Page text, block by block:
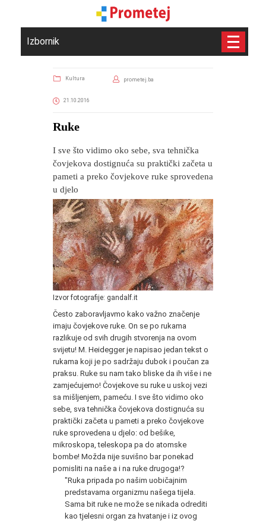
Izbornik
Kultura prometej.ba
21.10.2016
Ruke
I sve što vidimo oko sebe, sva tehnička
čovjekova dostignuća su praktički začeta u
pameti a preko čovjekove ruke sprovedena
u djelo
Izvor fotografije: gandalf.it
Često zaboravljavmo kako važno značenje
imaju čovjekove ruke. On se po rukama
razlikuje od svih drugih stvorenja na ovom
svijetu! M. Heidegger je napisao jedan tekst o
rukama koji je po sadržaju dubok i poučan za
praksu. Ruke su nam tako bliske da ih više i ne
zamjećujemo! Čovjekove su ruke u uskoj vezi
sa mišljenjem, pameću. I sve što vidimo oko
sebe, sva tehnička čovjekova dostignuća su
praktički začeta u pameti a preko čovjekove
ruke sprovedena u djelo: od bešike,
mikroskopa, teleskopa pa do atomske
bombe! Možda nije suvišno bar ponekad
pomisliti na naše a i na ruke drugoga!?
"Ruka pripada po našim uobičajnim
predstavama organizmu našega tijela.
Sama bit ruke ne može se nikada odrediti
kao tjelesni organ za hvatanje i iz ovog